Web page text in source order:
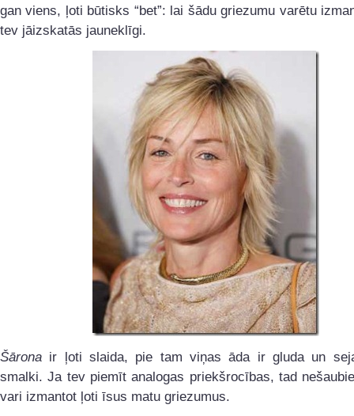
gan viens, ļoti būtisks “bet”: lai šādu griezumu varētu
tev jāizskatās jauneklīgi.
Šārona ir ļoti slaida, pie tam viņas āda ir gluda un
smalki. Ja tev piemīt analogas priekšrocības, tad
vari izmantot ļoti īsus matu griezumus.